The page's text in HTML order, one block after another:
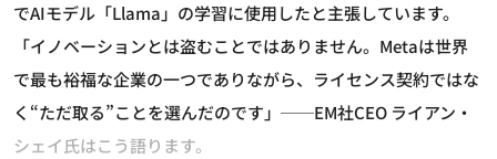
でAIモデル「Llama」の学習に使用したと主張しています。
「イノベーションとは盗むことではありません。Metaは世界
で最も裕福な企業の一つでありながら、ライセンス契約ではな
く“ただ取る”ことを選んだのです」──EM社CEO ライアン・
シェイ氏はこう語ります。